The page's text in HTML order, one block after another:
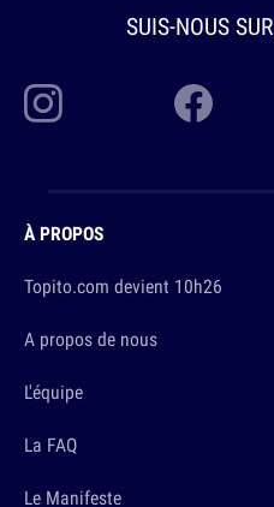
SUIS-NOUS SUR
À PROPOS
Topito.com devient 10h26
A propos de nous
L'équipe
La FAQ
Le Manifeste